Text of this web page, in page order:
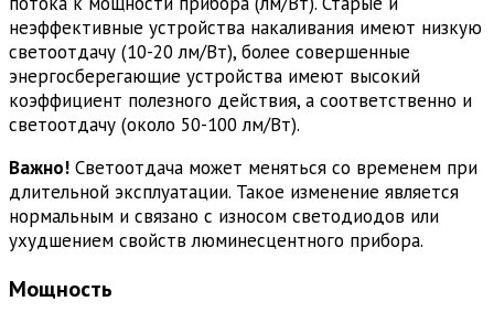
неэффективные устройства накаливания имеют низкую
светоотдачу (10-20 лм/Вт), более совершенные
энергосберегающие устройства имеют высокий
коэффициент полезного действия, а соответственно и
светоотдачу (около 50-100 лм/Вт).
Важно! Светоотдача может меняться со временем при
длительной эксплуатации. Такое изменение является
нормальным и связано с износом светодиодов или
ухудшением свойств люминесцентного прибора.
Мощность